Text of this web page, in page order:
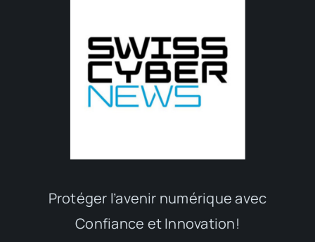
Protéger l’avenir numérique avec
Confiance et Innovation!